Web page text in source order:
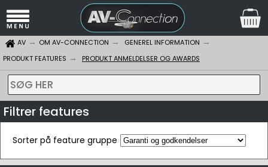
AV OM AV-CONNECTION
GENEREL INFORMATION
PRODUKT FEATURES
PRODUKT ANMELDELSER OG AWARDS
SØG HER
Filtrer features
Sorter på feature gruppe